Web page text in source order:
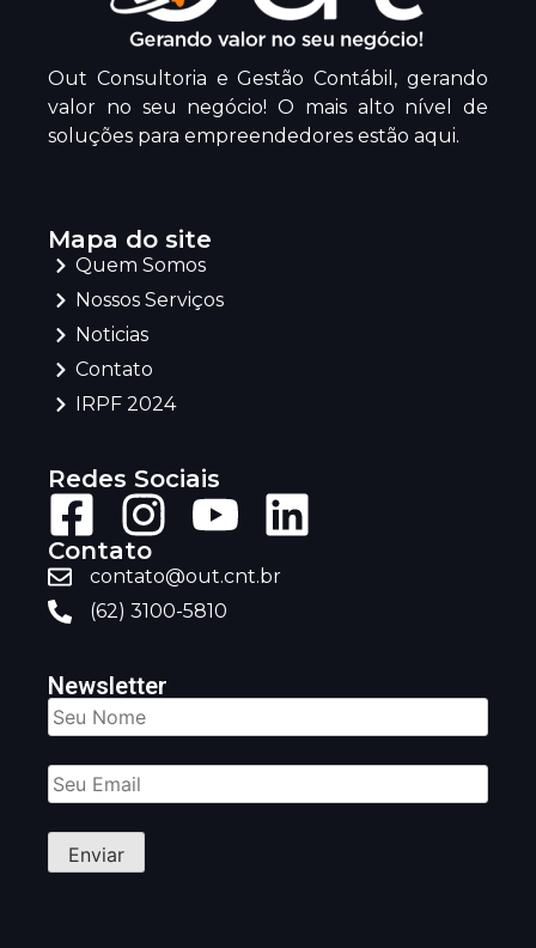
Out Consultoria e Gestão Contábil, gerando
valor no seu negócio! O mais alto nível de
soluções para empreendedores estão aqui.
Mapa do site
Quem Somos
Nossos Serviços
Noticias
Contato
IRPF 2024
Redes Sociais
Contato
contato@out.cnt.br
(62) 3100-5810
Newsletter